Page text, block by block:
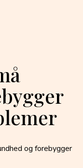
og forebygger